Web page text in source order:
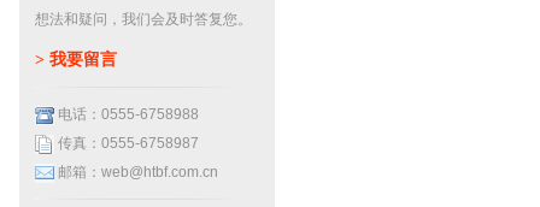
想法和疑问，我们会及时答复您。
> 我要留言
电话：0555-6758988
传真：0555-6758987
邮箱：web@htbf.com.cn